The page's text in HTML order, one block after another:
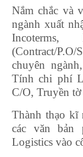
Nắm chắc và
ngành xuất
(Contract/P.O/
chuyên
Tính chi phí
C/O, Truyền
Thành thạo kĩ
các văn bản
Logistics vào